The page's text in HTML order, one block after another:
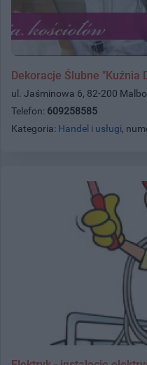
Dekoracje Ślubne "Kuźnia
ul. Jaśminowa 6, 82-200
Telefon: 609258585
Kategoria: Handel i usługi,